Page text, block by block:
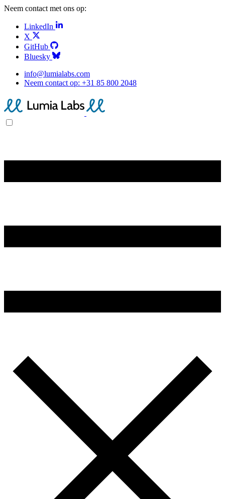
Neem contact met ons op:
LinkedIn
X
GitHub
Bluesky
info@lumialabs.com
Neem contact op: +31 85 800 2048